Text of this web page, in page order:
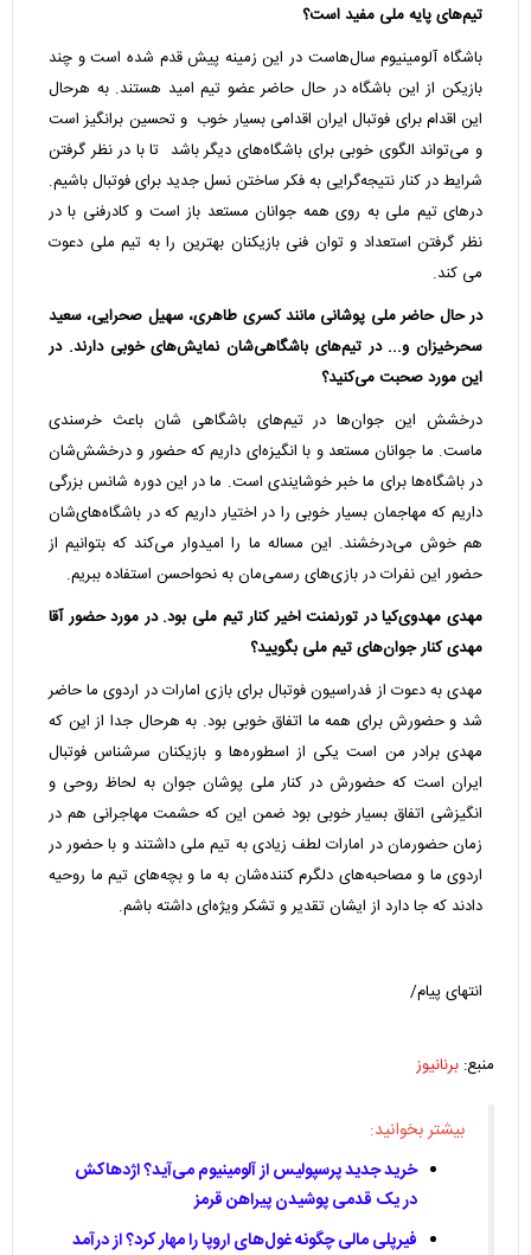
تیم‌های پایه ملی مفید است؟
باشگاه آلومینیوم سال‌هاست در این زمینه پیش قدم شده است و چند
بازیکن از این باشگاه در حال حاضر عضو تیم امید هستند. به هرحال
این اقدام برای فوتبال ایران اقدامی بسیار خوب و تحسین برانگیز است
و می‌تواند الگوی خوبی برای باشگاه‌های دیگر باشد تا با در نظر گرفتن
شرایط در کنار نتیجه‌گرایی به فکر ساختن نسل جدید برای فوتبال باشیم.
درهای تیم ملی به روی همه جوانان مستعد باز است و کادرفنی با در
نظر گرفتن استعداد و توان فنی بازیکنان بهترین را به تیم ملی دعوت
می کند.
در حال حاضر ملی پوشانی مانند کسری طاهری، سهیل صحرایی، سعید
سحرخیزان و... در تیم‌های باشگاهی‌شان نمایش‌های خوبی دارند. در
این مورد صحبت می‌کنید؟
درخشش این جوان‌ها در تیم‌های باشگاهی شان باعث خرسندی
ماست. ما جوانان مستعد و با انگیزه‌ای داریم که حضور و درخشش‌شان
در باشگاه‌ها برای ما خبر خوشایندی است. ما در این دوره شانس بزرگی
داریم که مهاجمان بسیار خوبی را در اختیار داریم که در باشگاه‌های‌شان
هم خوش می‌درخشند. این مساله ما را امیدوار می‌کند که بتوانیم از
حضور این نفرات در بازی‌های رسمی‌مان به نحواحسن استفاده ببریم.
مهدی مهدوی‌کیا در تورنمنت اخیر کنار تیم ملی بود. در مورد حضور آقا
مهدی کنار جوان‌های تیم ملی بگویید؟
مهدی به دعوت از فدراسیون فوتبال برای بازی امارات در اردوی ما حاضر
شد و حضورش برای همه ما اتفاق خوبی بود. به هرحال جدا از این که
مهدی برادر من است یکی از اسطوره‌ها و بازیکنان سرشناس فوتبال
ایران است که حضورش در کنار ملی پوشان جوان به لحاظ روحی و
انگیزشی اتفاق بسیار خوبی بود ضمن این که حشمت مهاجرانی هم در
زمان حضورمان در امارات لطف زیادی به تیم ملی داشتند و با حضور در
اردوی ما و مصاحبه‌های دلگرم کننده‌شان به ما و بچه‌های تیم ما روحیه
دادند که جا دارد از ایشان تقدیر و تشکر ویژه‌ای داشته باشم.
انتهای پیام/
منبع: برنانیوز
بیشتر بخوانید:
خرید جدید پرسپولیس از آلومینیوم می‌آید؟ اژدهاکش
در یک قدمی پوشیدن پیراهن قرمز
فیرپلی مالی چگونه غول‌های اروپا را مهار کرد؟ از درآمد